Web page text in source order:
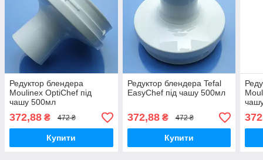
Редуктор блендера
Moulinex OptiChef під
чашу 500мл
372,88 ₴ 472 ₴
Купити
Редуктор блендера Tefal
EasyChef під чашу 500мл
372,88₴ 472 ₴
Купити